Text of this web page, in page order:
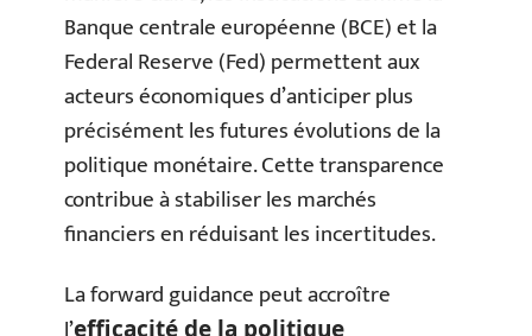
Banque centrale européenne (BCE) et la
Federal Reserve (Fed) permettent aux
acteurs économiques d’anticiper plus
précisément les futures évolutions de la
politique monétaire. Cette transparence
contribue à stabiliser les marchés
financiers en réduisant les incertitudes.
La forward guidance peut accroître
efficacité de la politique